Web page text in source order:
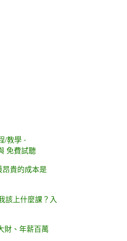
/教學 -
免費試聽
昂貴的成本是
該上什麼課？入
財、年薪百萬